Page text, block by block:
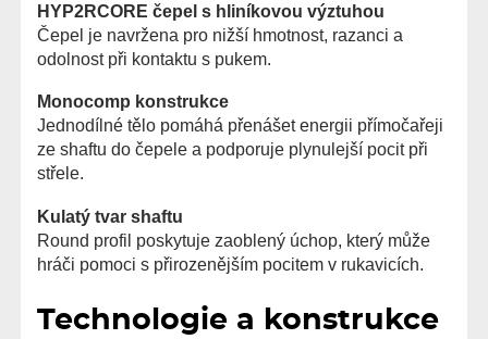
HYP2RCORE čepel s hliníkovou výztuhou
Čepel je navržena pro nižší hmotnost, razanci a
odolnost při kontaktu s pukem.
Monocomp konstrukce
Jednodílné tělo pomáhá přenášet energii přímočařeji
ze shaftu do čepele a podporuje plynulejší pocit při
střele.
Kulatý tvar shaftu
Round profil poskytuje zaoblený úchop, který může
hráči pomoci s přirozenějším pocitem v rukavicích.
Technologie a konstrukce